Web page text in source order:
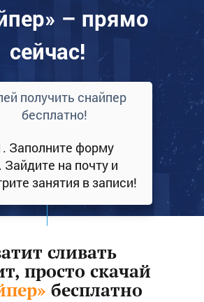
– прямо
сейчас!
получить снайпер
бесплатно!
Заполните форму
Зайдите на почту и
занятия в записи!
сливать
просто скачай
бесплатно